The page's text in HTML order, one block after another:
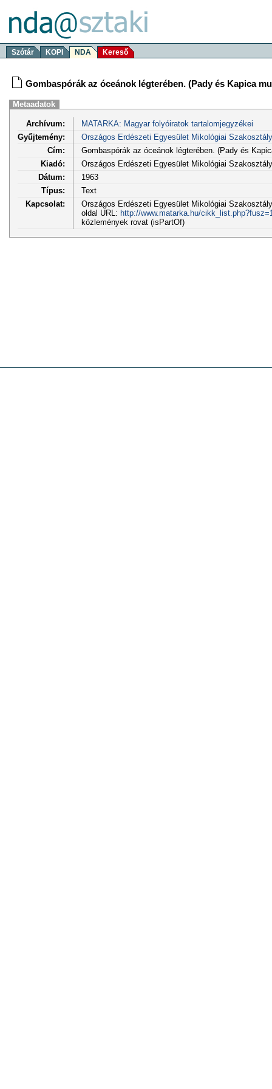
Szótár KOPI NDA Kereső
Gombaspórák az óceánok légterében. (Pady és Kapica
Metaadatok
Archívum:
MATARKA: Magyar folyóiratok tartalomjegyzékei
Gyűjtemény:
Országos Erdészeti Egyesület Mikológiai
Cím:
Gombaspórák az óceánok légterében. (Pady és
Kiadó:
Országos Erdészeti Egyesület Mikológiai
Dátum:
1963
Típus:
Text
Kapcsolat:
Országos Erdészeti Egyesület Mikológiai
oldal URL: http://www.matarka.hu/
közlemények rovat (isPartOf)